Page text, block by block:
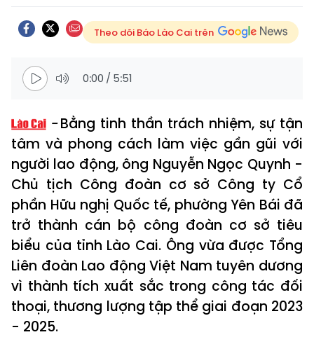
Theo dõi Báo Lào Cai trên
0:00 / 5:51
Bằng tinh thần trách nhiệm, sự tận
tâm và phong cách làm việc gần gũi với
người lao động, ông Nguyễn Ngọc Quynh -
Chủ tịch Công đoàn cơ sở Công ty Cổ
phần Hữu nghị Quốc tế, phường Yên Bái đã
trở thành cán bộ công đoàn cơ sở tiêu
biểu của tỉnh Lào Cai. Ông vừa được Tổng
Liên đoàn Lao động Việt Nam tuyên dương
vì thành tích xuất sắc trong công tác đối
thoại, thương lượng tập thể giai đoạn 2023
- 2025.